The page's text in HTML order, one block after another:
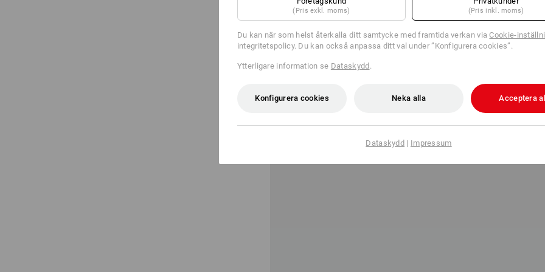
(Pris exkl. moms) (Pris inkl. moms)
Du kan när som helst återkalla ditt samtycke med framtida verkan viaCookie-
integritetspolicy. Du kan också anpassa ditt val under ”Konfigurera cookies”.
Ytterligare information se Dataskydd .
Konfigurera cookies Neka alla Acceptera
Dataskydd | Impressum